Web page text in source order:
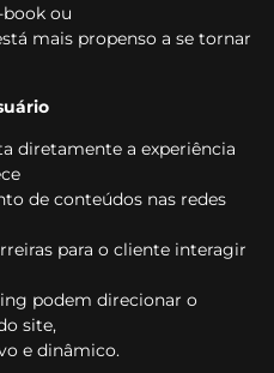
ou
mais propenso a se tornar
diretamente a experiência
de conteúdos nas redes
para o cliente interagir
podem direcionar o
site,
e dinâmico.